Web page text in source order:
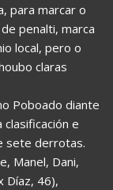
para marcar o
penalti, marca
local, pero o
claras
Poboado diante
e
sete derrotas.
Manel, Dani,
Díaz, 46),